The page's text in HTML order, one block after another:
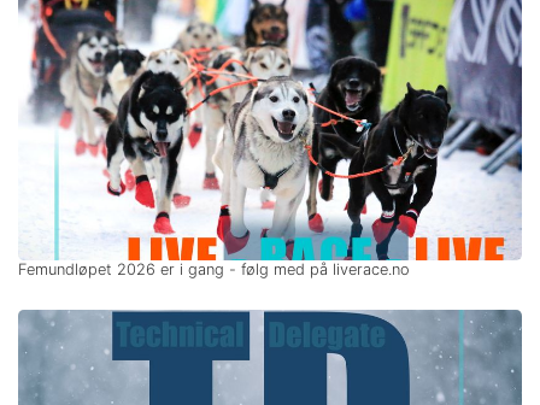
Femundløpet 2026 er i gang - følg med på liverace.no